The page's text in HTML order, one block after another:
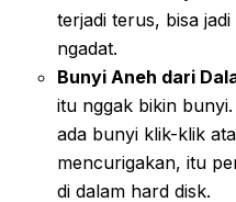
terjadi terus, bisa
ngadat.
Bunyi Aneh dari
itu nggak bikin
ada bunyi klik-klik
mencurigakan, itu
di dalam hard disk.